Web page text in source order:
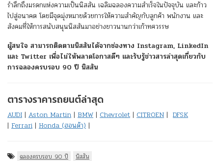
รำลึกถึงมรดกแห่งความเป็นนิสสัน เฉลิมฉลองความสำเร็จในปัจจุบัน และก้าว
ไปสู่อนาคต โดยมีจุดมุ่งหมายด้วยการให้ความสำคัญกับลูกค้า พนักงาน และ
สังคมที่ให้การสนับสนุนนิสสันมาอย่างยาวนานกว่าเก้าทศวรรษ
ผู้สนใจ สามารถติดตามนิสสันได้จากช่องทาง Instagram, LinkedIn
และ Twitter เพื่อไม่ให้พลาดโอกาสดีๆ และรับรู้ข่าวสารล่าสุดเกี่ยวกับ
การฉลองครบรอบ 90 ปี นิสสัน
ตารางราคารถยนต์ล่าสุด
AUDI | Aston Martin | BMW | Chevrolet | CITROEN | DFSK
| Ferrari | Honda (ฮอนด้า) |
ฉลองครบรอบ 90 ปี นิสสัน